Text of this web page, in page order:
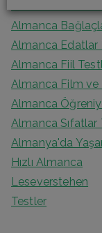
Almanca
Almanca Edatlar
Almanca Fiil
Almanca Film ve
Almanca
Almanca Sıfatlar
Almanya'da
Hızlı Almanca
Leseverstehen
Testler